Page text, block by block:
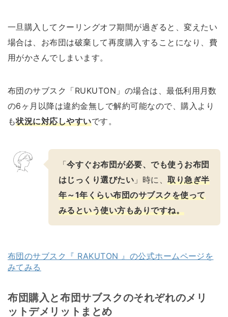
一旦購入してクーリングオフ期間が過ぎると、変えたい
場合は、お布団は破棄して再度購入することになり、費
用がかさんでしまいます。
布団のサブスク「RUKUTON」の場合は、最低利用月数
の6ヶ月以降は違約金無しで解約可能なので、購入より
も状況に対応しやすいです。
「今すぐお布団が必要、でも使うお布団
はじっくり選びたい 」時に、取り急ぎ半
年～1年くらい布団のサブスクを使って
みるという使い方もありですね。
布団のサブスク『 RAKUTON 』の公式ホームページを
みてみる
布団購入と布団サブスクのそれぞれのメリ
ットデメリットまとめ